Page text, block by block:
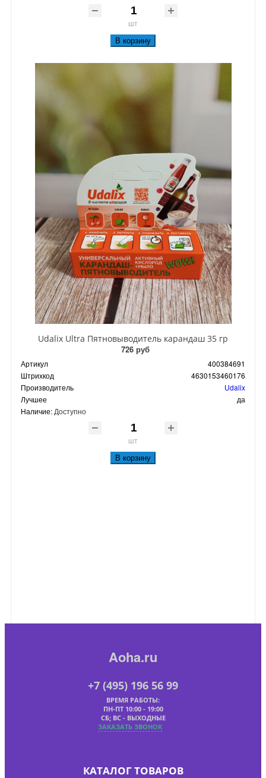
шт
В корзину
Udalix Ultra Пятновыводитель карандаш 35 гр
726 руб
Артикул
400384691
Штрихкод
4630153460176
Производитель
Udalix
Лучшее
да
Наличие: Доступно
шт
В корзину
Aoha.ru
+7 (495) 196 56 99
ВРЕМЯ РАБОТЫ:
ПН-ПТ 10:00 - 19:00
СБ; ВС - ВЫХОДНЫЕ
ЗАКАЗАТЬ ЗВОНОК
КАТАЛОГ ТОВАРОВ